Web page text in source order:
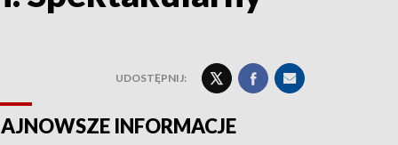
UDOSTĘPNIJ:
INFORMACJE